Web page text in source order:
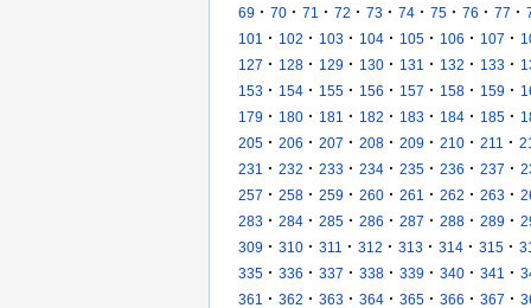
69 · 70 · 71 · 72 · 73 · 74 · 75 · 76 · 77 ·
101
· 102 · 103 · 104 · 105 · 106 · 107 ·
127 · 128 · 129 · 130 · 131 · 132 · 133 ·
153 · 154 · 155 · 156 · 157 · 158 · 159 ·
179 · 180 · 181 · 182 · 183 · 184 · 185 ·
205 · 206 · 207 · 208 · 209 · 210 · 211 ·
231
· 232 · 233 · 234 · 235 · 236 · 237 ·
257 · 258 · 259 · 260 · 261 · 262 · 263 ·
283 · 284 · 285 · 286 · 287 · 288 · 289 ·
309 · 310 · 311 · 312 · 313 · 314 · 315 ·
335 · 336 · 337 · 338 · 339 · 340 · 341 ·
361
· 362 · 363 · 364 · 365 · 366 · 367 ·